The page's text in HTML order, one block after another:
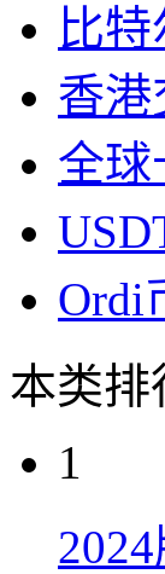
比
香港
全球
Ordi
本类排
1